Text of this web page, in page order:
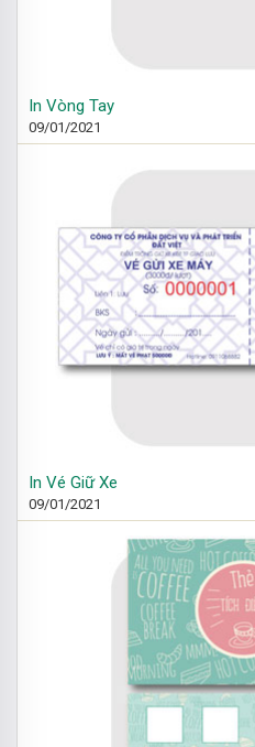
In Vòng Tay
09/01/2021
In Vé Giữ Xe
09/01/2021